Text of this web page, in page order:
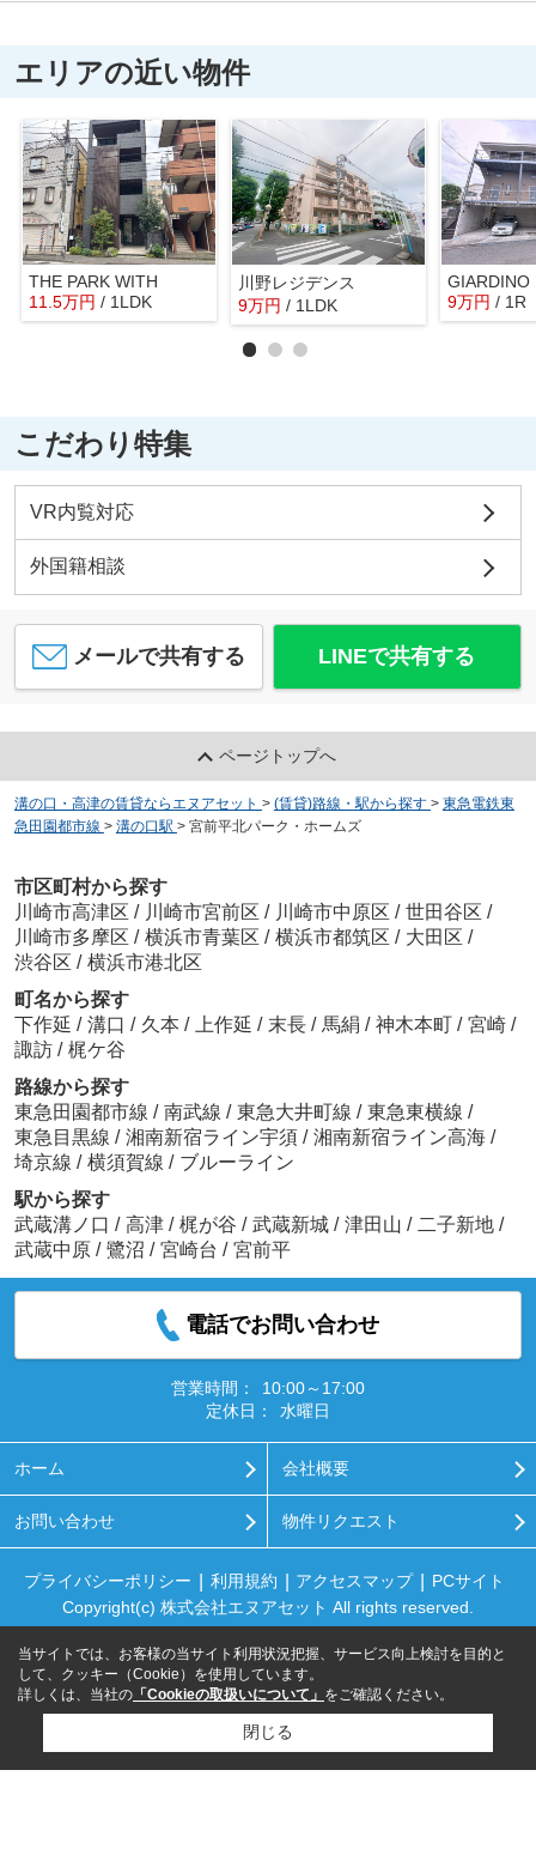
エリアの近い物件
THE PARK WITH
11.5万円 / 1LDK
川野レジデンス
9万円 / 1LDK
GIARDINO
9万円 / 1R
こだわり特集
VR内覧対応
外国籍相談
メールで共有する LINEで共有する
ページトップへ
溝の口・高津の賃貸ならエヌアセット > (賃貸)路線・駅から探す > 東急電鉄東
急田園都市線 > 溝の口駅 > 宮前平北パーク・ホームズ
市区町村から探す
川崎市高津区 / 川崎市宮前区 / 川崎市中原区 / 世田谷区 /
川崎市多摩区 / 横浜市青葉区 / 横浜市都筑区 / 大田区 /
渋谷区 / 横浜市港北区
町名から探す
下作延 / 溝口 / 久本 / 上作延 / 末長 / 馬絹 / 神木本町 / 宮崎 /
諏訪 / 梶ケ谷
路線から探す
東急田園都市線 / 南武線 / 東急大井町線 / 東急東横線 /
東急目黒線 / 湘南新宿ライン宇須 / 湘南新宿ライン高海 /
埼京線 / 横須賀線 / ブルーライン
駅から探す
武蔵溝ノ口 / 高津 / 梶が谷 / 武蔵新城 / 津田山 / 二子新地 /
武蔵中原 / 鷺沼 / 宮崎台 / 宮前平
電話でお問い合わせ
営業時間：
10:00～17:00
定休日：
水曜日
ホーム 会社概要
お問い合わせ 物件リクエスト
プライバシーポリシー 利用規約 アクセスマップ
PCサイト
Copyright(c) 株式会社エヌアセット All rights reserved.
当サイトでは、お客様の当サイト利用状況把握、サービス向上検討を目的と
して、クッキー（Cookie）を使用しています。
詳しくは、当社の 「Cookieの取扱いについて」 をご確認ください。
閉じる